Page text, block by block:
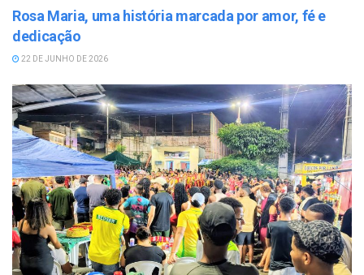
Rosa Maria, uma história marcada por amor, fé e
dedicação
22 DE JUNHO DE 2026